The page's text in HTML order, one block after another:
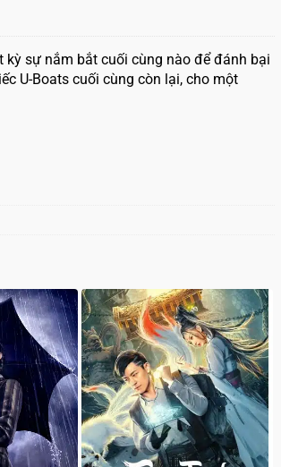
sự nắm bắt cuối cùng nào để đánh bại
U-Boats cuối cùng còn lại, cho một